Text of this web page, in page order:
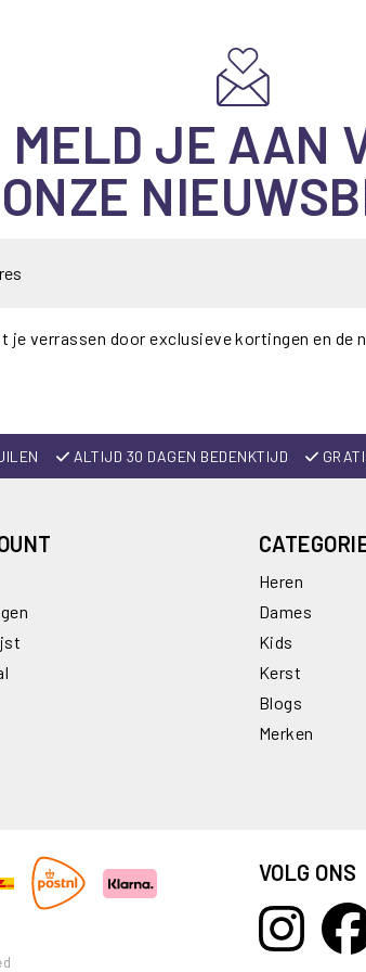
MELD JE AAN
ONZE
je verrassen door exclusieve kortingen en de
ALTIJD 30 DAGEN BEDENKTIJD
Heren
Dames
Kids
Kerst
Blogs
Merken
VOLG ONS